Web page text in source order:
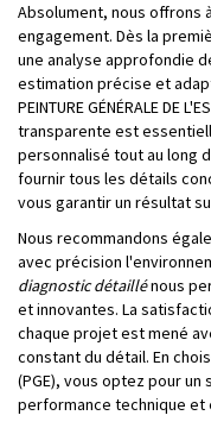
Absolument, nous offrons
engagement. Dès la
une analyse approfondie
estimation précise et
PEINTURE GÉNÉRALE DE
transparente est
personnalisé tout au long
fournir tous les détails
vous garantir un résultat
Nous recommandons
avec précision
diagnostic détaillénous
et innovantes. La
chaque projet est mené
constant du détail. En
(PGE), vous optez pour
performance technique et